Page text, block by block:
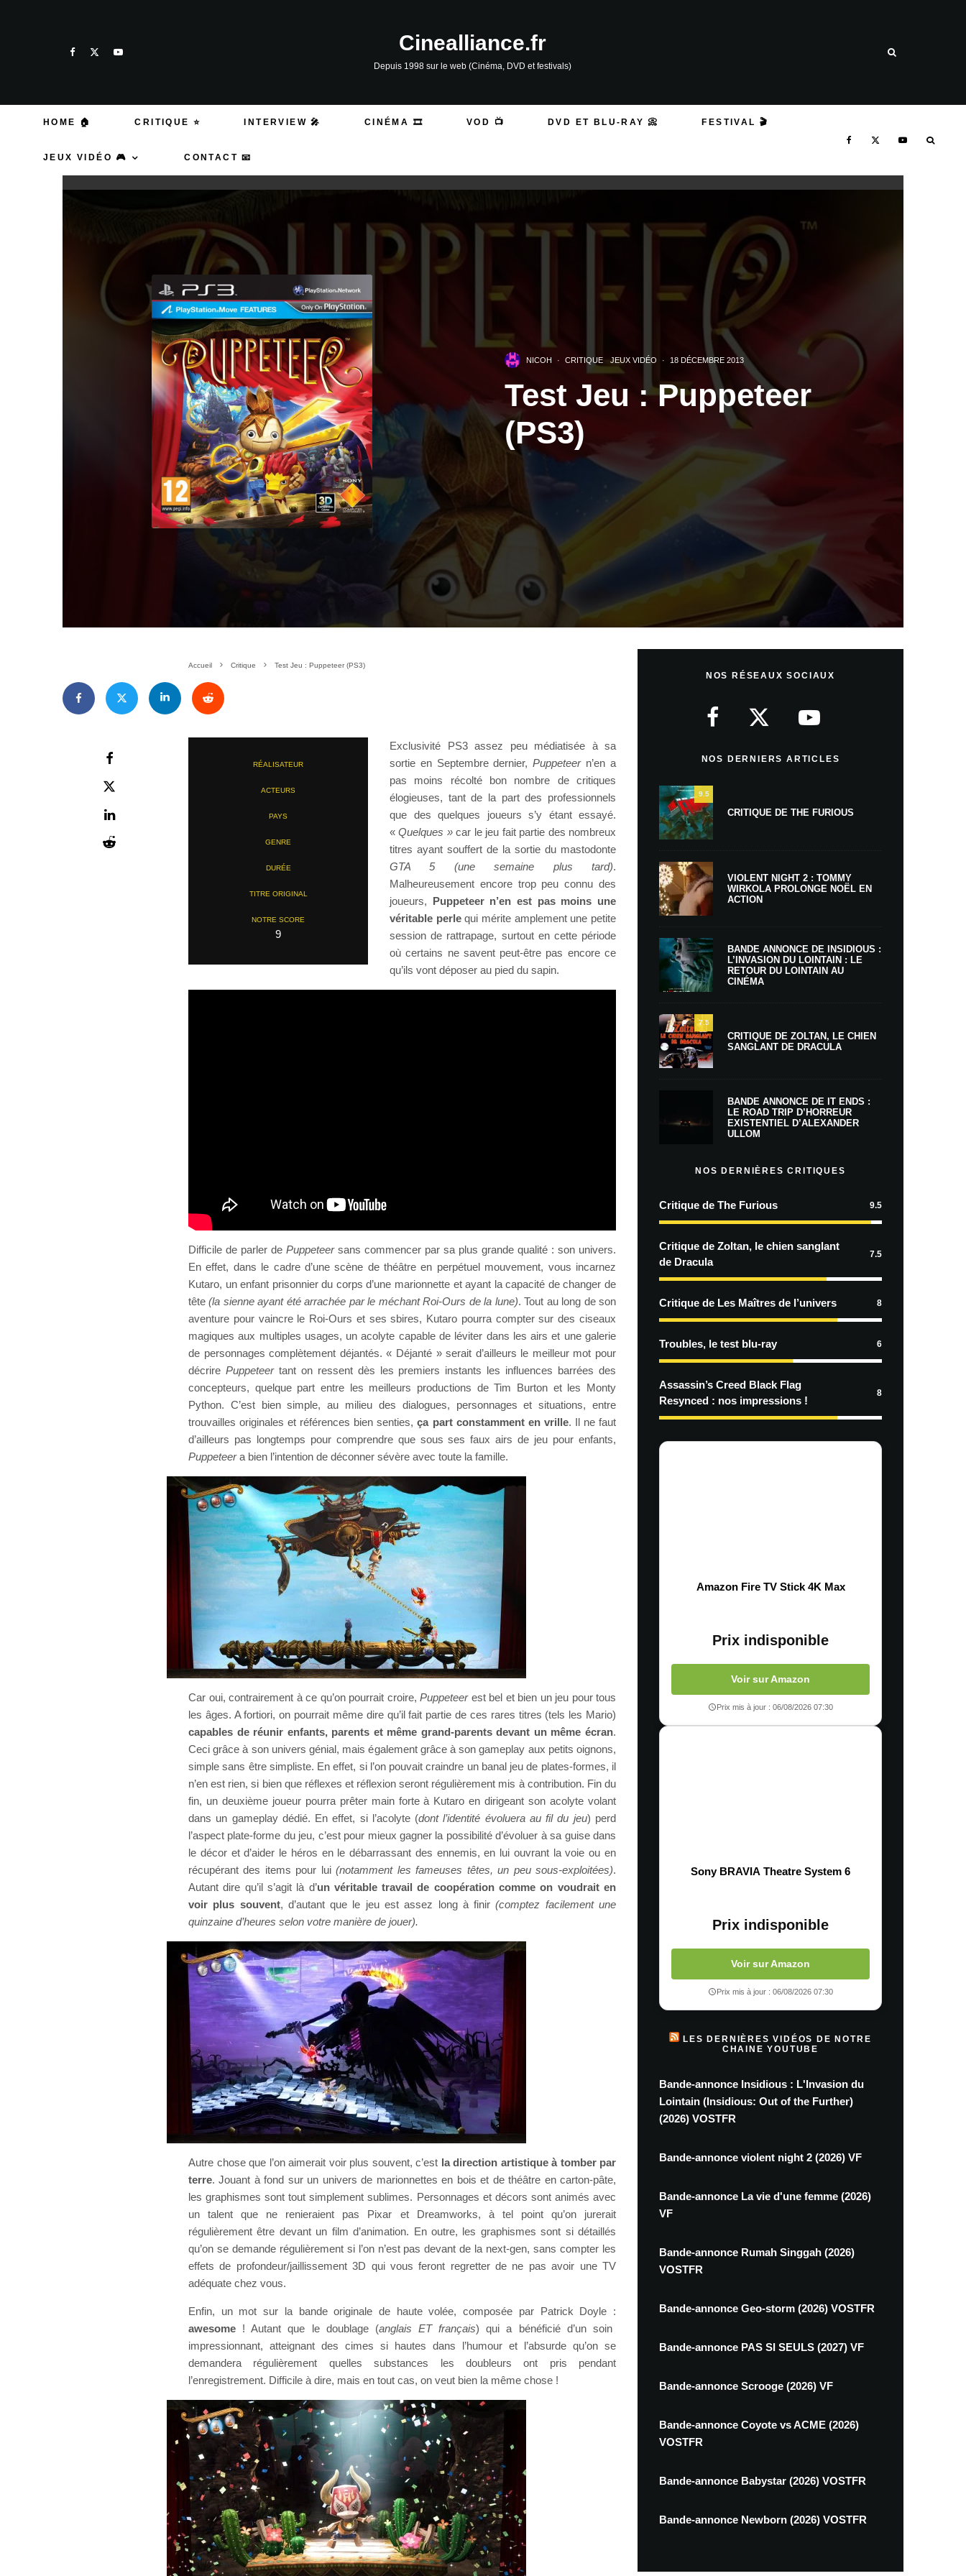
Cinealliance.fr
Depuis 1998 sur le web (Cinéma, DVD et festivals)
HOME 🏠 CRITIQUE ⭐ INTERVIEW 🎤 CINÉMA 🎞️ VOD 📺 DVD ET BLU-RAY 📀 FESTIVAL 🎬
JEUX VIDÉO 🎮 CONTACT 📧
NICOH · CRITIQUE JEUX VIDÉO · 18 DÉCEMBRE 2013
Test Jeu : Puppeteer
(PS3)
Accueil Critique Test Jeu : Puppeteer (PS3)
RÉALISATEUR
ACTEURS
PAYS
GENRE
DURÉE
TITRE ORIGINAL
NOTRE SCORE
9
Exclusivité PS3 assez peu médiatisée à sa
sortie en Septembre dernier,Puppeteern’en a
pas moins récolté bon nombre de critiques
élogieuses, tant de la part des professionnels
que des quelques joueurs s’y étant essayé.
« Quelques »car le jeu fait partie des nombreux
titres ayant souffert de la sortie du mastodonte
GTA 5(une semaine plus tard).
Malheureusement encore trop peu connu des
joueurs, Puppeteer n’en est pas moins une
véritable perlequi mérite amplement une petite
session de rattrapage, surtout en cette période
où certains ne savent peut-être pas encore ce
qu’ils vont déposer au pied du sapin.
Difficile de parler de Puppeteersans commencer par sa plus grande qualité : son univers.
En effet, dans le cadre d’une scène de théâtre en perpétuel mouvement, vous incarnez
Kutaro, un enfant prisonnier du corps d’une marionnette et ayant la capacité de changer de
tête(la sienne ayant été arrachée par le méchant Roi-Ours de la lune). Tout au long de son
aventure pour vaincre le Roi-Ours et ses sbires, Kutaro pourra compter sur des ciseaux
magiques aux multiples usages, un acolyte capable de léviter dans les airs et une galerie
de personnages complètement déjantés. « Déjanté » serait d’ailleurs le meilleur mot pour
décrire Puppeteertant on ressent dès les premiers instants les influences barrées des
concepteurs, quelque part entre les meilleurs productions de Tim Burton et les Monty
Python. C’est bien simple, au milieu des dialogues, personnages et situations, entre
trouvailles originales et références bien senties,ça part constamment en vrille. Il ne faut
d’ailleurs pas longtemps pour comprendre que sous ses faux airs de jeu pour enfants,
Puppeteera bien l’intention de déconner sévère avec toute la famille.
Car oui, contrairement à ce qu’on pourrait croire, Puppeteerest bel et bien un jeu pour tous
les âges. A fortiori, on pourrait même dire qu’il fait partie de ces rares titres (tels les Mario)
capables de réunir enfants, parents et même grand-parents devant un même écran.
Ceci grâce à son univers génial, mais également grâce à son gameplay aux petits oignons,
simple sans être simpliste. En effet, si l’on pouvait craindre un banal jeu de plates-formes, il
n’en est rien, si bien que réflexes et réflexion seront régulièrement mis à contribution. Fin du
fin, un deuxième joueur pourra prêter main forte à Kutaro en dirigeant son acolyte volant
dans un gameplay dédié. En effet, si l’acolyte (dont l’identité évoluera au fil du jeu) perd
l’aspect plate-forme du jeu, c’est pour mieux gagner la possibilité d’évoluer à sa guise dans
le décor et d’aider le héros en le débarrassant des ennemis, en lui ouvrant la voie ou en
récupérant des items pour lui(notamment les fameuses têtes, un peu sous-exploitées).
Autant dire qu’il s’agit là d’un véritable travail de coopération comme on voudrait en
voir plus souvent, d’autant que le jeu est assez long à finir(comptez facilement une
quinzaine d’heures selon votre manière de jouer).
Autre chose que l’on aimerait voir plus souvent, c’est la direction artistique à tomber par
terre. Jouant à fond sur un univers de marionnettes en bois et de théâtre en carton-pâte,
les graphismes sont tout simplement sublimes. Personnages et décors sont animés avec
un talent que ne renieraient pas Pixar et Dreamworks, à tel point qu’on jurerait
régulièrement être devant un film d’animation. En outre, les graphismes sont si détaillés
qu’on se demande régulièrement si l’on n’est pas devant de la next-gen, sans compter les
effets de profondeur/jaillissement 3D qui vous feront regretter de ne pas avoir une TV
adéquate chez vous.
Enfin, un mot sur la bande originale de haute volée, composée par Patrick Doyle :
awesome ! Autant que le doublage (anglais ET français) qui a bénéficié d’un soin
impressionnant, atteignant des cimes si hautes dans l’humour et l’absurde qu’on se
demandera régulièrement quelles substances les doubleurs ont pris pendant
l’enregistrement. Difficile à dire, mais en tout cas, on veut bien la même chose !
NOS RÉSEAUX SOCIAUX
NOS DERNIERS ARTICLES
9.5
CRITIQUE DE THE FURIOUS
VIOLENT NIGHT 2 : TOMMY
WIRKOLA PROLONGE NOËL EN
ACTION
BANDE ANNONCE DE INSIDIOUS :
L’INVASION DU LOINTAIN : LE
RETOUR DU LOINTAIN AU
CINÉMA
7.5
CRITIQUE DE ZOLTAN, LE CHIEN
SANGLANT DE DRACULA
BANDE ANNONCE DE IT ENDS :
LE ROAD TRIP D’HORREUR
EXISTENTIEL D’ALEXANDER
ULLOM
NOS DERNIÈRES CRITIQUES
Critique de The Furious 9.5
Critique de Zoltan, le chien sanglant
de Dracula
7.5
Critique de Les Maîtres de l’univers 8
Troubles, le test blu-ray 6
Assassin’s Creed Black Flag
Resynced : nos impressions !
8
Amazon Fire TV Stick 4K Max
Prix indisponible
Voir sur Amazon
Prix mis à jour : 06/08/2026 07:30
Sony BRAVIA Theatre System 6
Prix indisponible
Voir sur Amazon
Prix mis à jour : 06/08/2026 07:30
LES DERNIÈRES VIDÉOS DE NOTRE
CHAINE YOUTUBE
Bande-annonce Insidious : L'Invasion du
Lointain (Insidious: Out of the Further)
(2026) VOSTFR
Bande-annonce violent night 2 (2026) VF
Bande-annonce La vie d'une femme (2026)
VF
Bande-annonce Rumah Singgah (2026)
VOSTFR
Bande-annonce Geo-storm (2026) VOSTFR
Bande-annonce PAS SI SEULS (2027) VF
Bande-annonce Scrooge (2026) VF
Bande-annonce Coyote vs ACME (2026)
VOSTFR
Bande-annonce Babystar (2026) VOSTFR
Bande-annonce Newborn (2026) VOSTFR